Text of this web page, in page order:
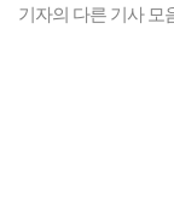
기자의 다른 기사 모